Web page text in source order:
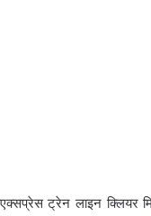
एक्सप्रेस ट्रेन लाइन